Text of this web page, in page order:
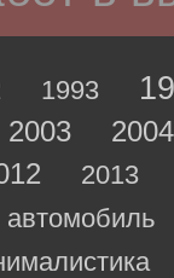
1993
2003 2004
2013
автомобиль